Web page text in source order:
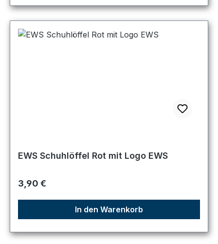
EWS Schuhlöffel Rot mit Logo EWS
Regulärer Preis:
3,90 €
In den Warenkorb